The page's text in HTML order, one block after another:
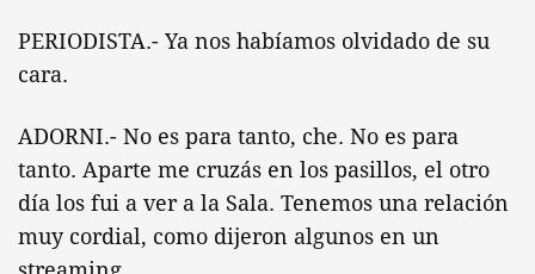
PERIODISTA.- Ya nos habíamos olvidado de su
cara.
ADORNI.- No es para tanto, che. No es para
tanto. Aparte me cruzás en los pasillos, el otro
día los fui a ver a la Sala. Tenemos una relación
muy cordial, como dijeron algunos en un